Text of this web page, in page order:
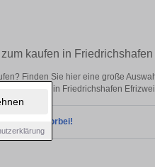
kaufen in
Finden Sie hier eine große
Immobilie in Friedrichshafen
wieder vorbei!